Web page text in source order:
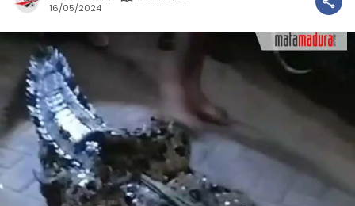
16/05/2024